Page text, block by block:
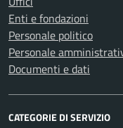
Enti e fondazioni
Personale politico
Personale
Documenti e dati
CATEGORIE DI SERVIZIO